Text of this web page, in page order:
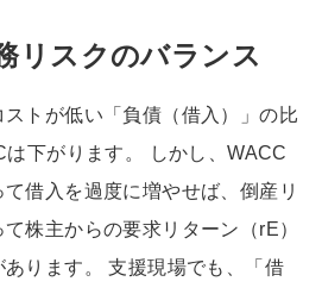
リスクのバランス
トが低い「負債（借入）」の比
下がります。 しかし、WACC
借入を過度に増やせば、倒産リ
株主からの要求リターン（rE）
ります。 支援現場でも、「借